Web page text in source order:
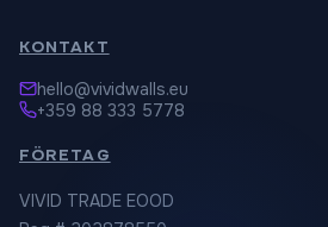
KONTAKT
hello@vividwalls.eu
+359 88 333 5778
FÖRETAG
VIVID TRADE EOOD